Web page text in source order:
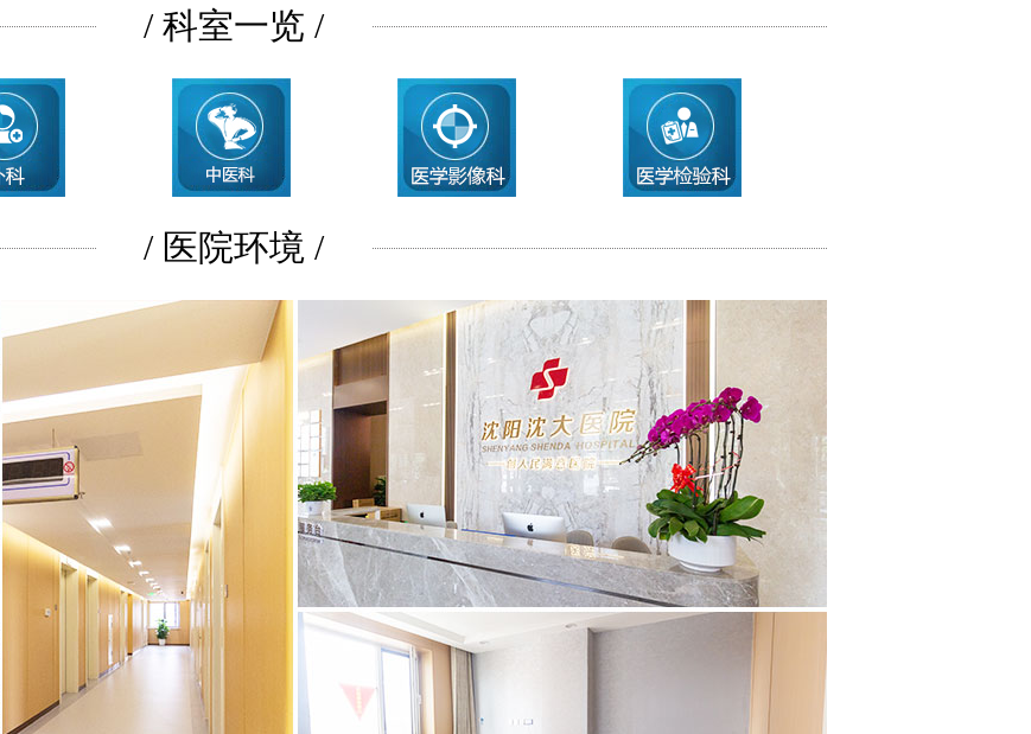
/ 科室一览 /
/ 医院环境 /